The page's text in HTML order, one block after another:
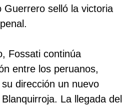
Guerrero selló la victoria
Fossati continúa
entre los peruanos,
dirección un nuevo
La llegada del